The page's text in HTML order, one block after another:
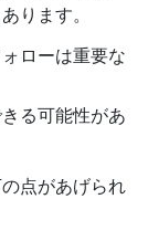
ります。
ローは重要な
る可能性があ
点があげられ